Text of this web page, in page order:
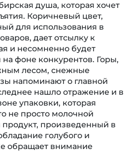
душа, которая хочет
Коричневый цвет,
для использования в
дает отсылку к
и несомненно будет
фоне конкурентов. Горы,
лесом, снежные
напоминают о главной
нашло отражение и в
упаковки, которая
не просто молочной
продукт, произведенный в
голубого и
обращает внимание